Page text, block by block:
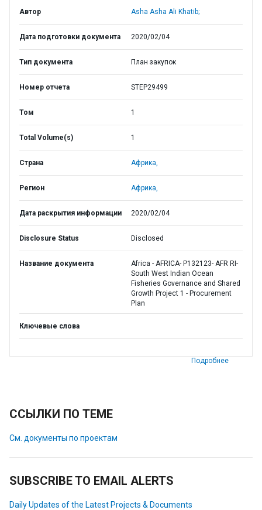
Автор Asha Asha Ali Khatib;
Дата подготовки документа 2020/02/04
Тип документа План закупок
Номер отчета STEP29499
Том 1
Total Volume(s) 1
Страна Африка,
Регион Африка,
Дата раскрытия информации 2020/02/04
Disclosure Status Disclosed
Название документа
Africa - AFRICA- P132123- AFR RI-
South West Indian Ocean
Fisheries Governance and Shared
Growth Project 1 - Procurement
Plan
Ключевые слова
Подробнее
ССЫЛКИ ПО ТЕМЕ
См. документы по проектам
SUBSCRIBE TO EMAIL ALERTS
Daily Updates of the Latest Projects & Documents